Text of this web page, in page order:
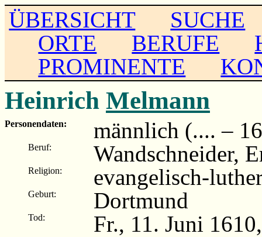
ÜBERSICHT
SUCHE
ORTE
BERUFE
PROMINENTE
Heinrich Melmann
Personendaten: männlich (.... –
Beruf: Wandschneider,
Religion: evangelisch-
Geburt: Dortmund
Tod: Fr., 11. Juni